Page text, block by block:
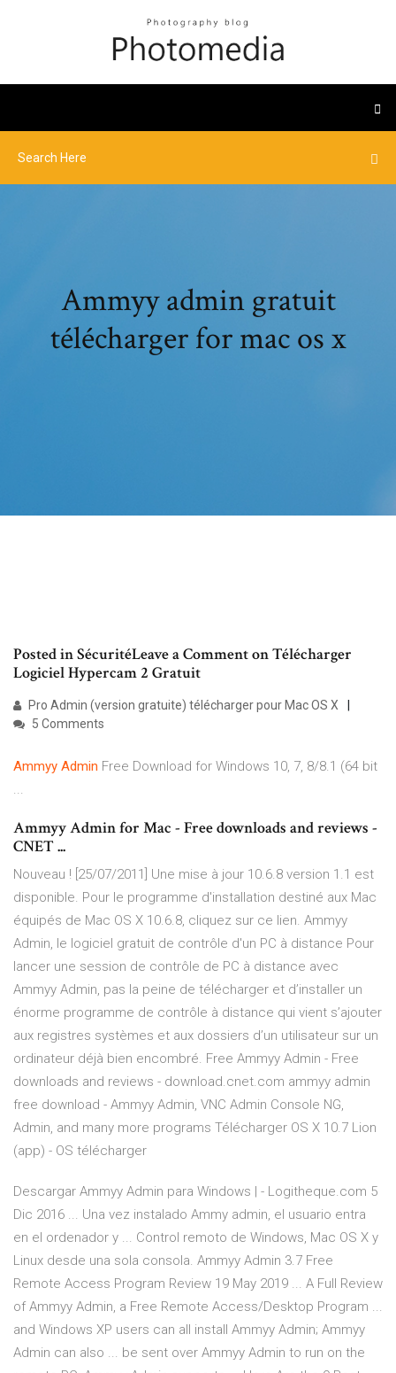
Ammyy admin gratuit
télécharger for mac os x
Posted in SécuritéLeave a Comment on Télécharger
Logiciel Hypercam 2 Gratuit
Pro Admin (version gratuite) télécharger pour Mac OS X
5 Comments
Ammyy Admin Free Download for Windows 10, 7, 8/8.1 (64 bit
...
Ammyy Admin for Mac - Free downloads and reviews -
CNET ...
Nouveau ! [25/07/2011] Une mise à jour 10.6.8 version 1.1 est
disponible. Pour le programme d'installation destiné aux Mac
équipés de Mac OS X 10.6.8, cliquez sur ce lien. Ammyy
Admin, le logiciel gratuit de contrôle d'un PC à distance Pour
lancer une session de contrôle de PC à distance avec
Ammyy Admin, pas la peine de télécharger et d’installer un
énorme programme de contrôle à distance qui vient s’ajouter
aux registres systèmes et aux dossiers d’un utilisateur sur un
ordinateur déjà bien encombré. Free Ammyy Admin - Free
downloads and reviews - download.cnet.com ammyy admin
free download - Ammyy Admin, VNC Admin Console NG,
Admin, and many more programs Télécharger OS X 10.7 Lion
(app) - OS télécharger
Descargar Ammyy Admin para Windows | - Logitheque.com 5
Dic 2016 ... Una vez instalado Ammy admin, el usuario entra
en el ordenador y ... Control remoto de Windows, Mac OS X y
Linux desde una sola consola. Ammyy Admin 3.7 Free
Remote Access Program Review 19 May 2019 ... A Full Review
of Ammyy Admin, a Free Remote Access/Desktop Program ...
and Windows XP users can all install Ammyy Admin; Ammyy
Admin can also ... be sent over Ammyy Admin to run on the